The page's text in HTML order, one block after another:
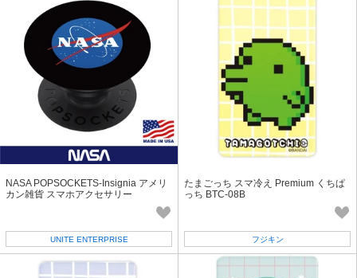
NASA POPSOCKETS-Insignia アメリ
カン雑貨 スマホアクセサリー
UNITE ENTERPRISE
たまごっち スマ冷え Premium くちぱ
っち BTC-08B
フジキン